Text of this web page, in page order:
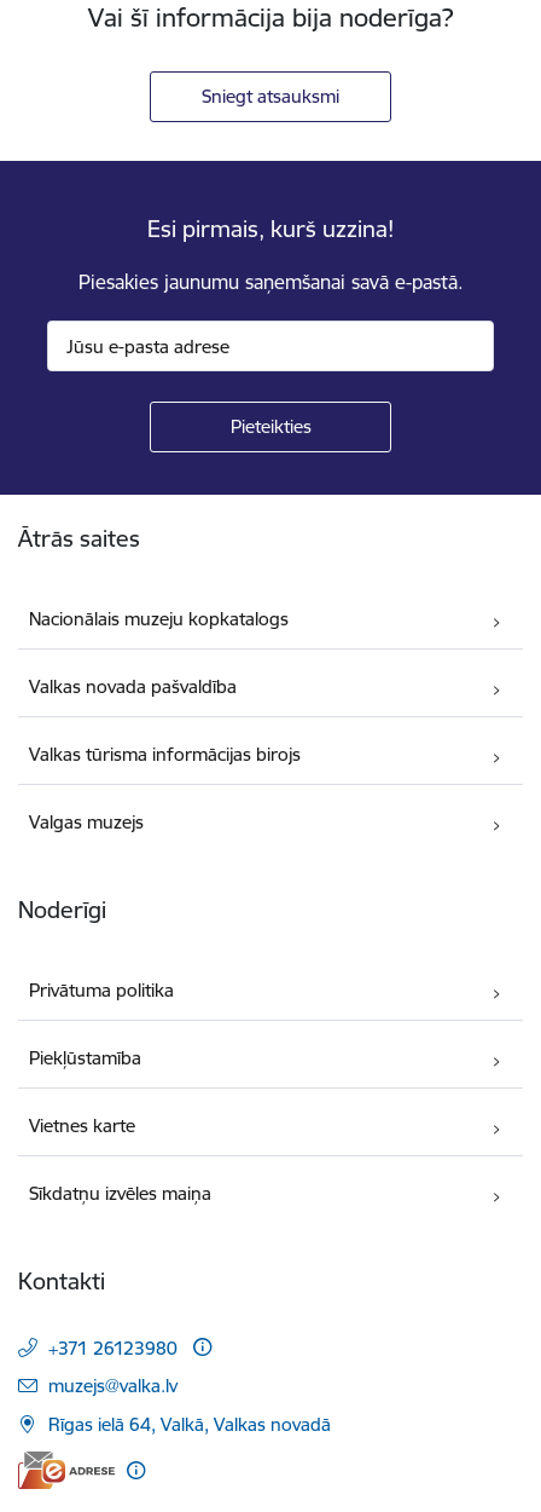
Vai šī informācija bija noderīga?
Sniegt atsauksmi
Esi pirmais, kurš uzzina!
Piesakies jaunumu saņemšanai savā e-pastā.
Ātrās saites
Nacionālais muzeju kopkatalogs
Valkas novada pašvaldība
Valkas tūrisma informācijas birojs
Valgas muzejs
Noderīgi
Privātuma politika
Piekļūstamība
Vietnes karte
Sīkdatņu izvēles maiņa
Kontakti
+371 26123980
E-pasts:
muzejs@valka.lv
Rīgas ielā 64, Valkā, Valkas novadā